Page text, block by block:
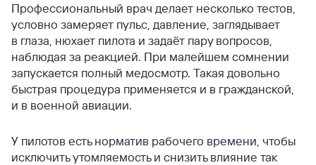
Профессиональный врач делает несколько тестов,
условно замеряет пульс, давление, заглядывает
в глаза, нюхает пилота и задаёт пару вопросов,
наблюдая за реакцией. При малейшем сомнении
запускается полный медосмотр. Такая довольно
быстрая процедура применяется и в гражданской,
и в военной авиации.
У пилотов есть норматив рабочего времени, чтобы
исключить утомляемость и снизить влияние так